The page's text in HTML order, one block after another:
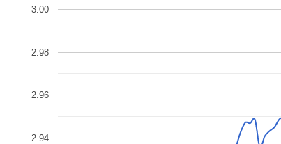
2.94
2.96
2.98
3.00